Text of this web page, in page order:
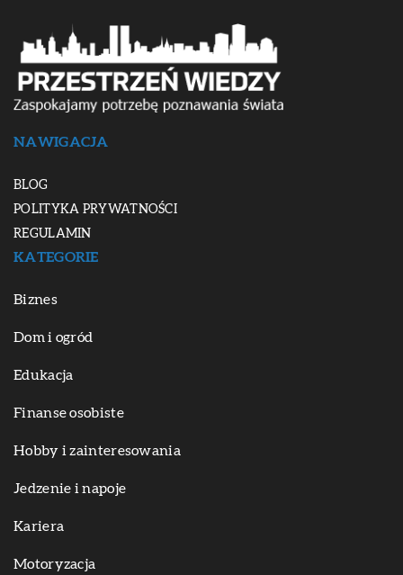
NAWIGACJA
BLOG
POLITYKA PRYWATNOŚCI
REGULAMIN
KATEGORIE
Biznes
Dom i ogród
Edukacja
Finanse osobiste
Hobby i zainteresowania
Jedzenie i napoje
Kariera
Motoryzacja